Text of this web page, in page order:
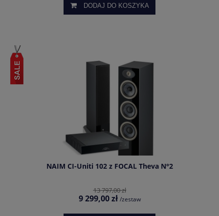
DODAJ DO KOSZYKA
NAIM CI-Uniti 102 z FOCAL Theva N°2
13 797,00 zł
9 299,00 zł /zestaw